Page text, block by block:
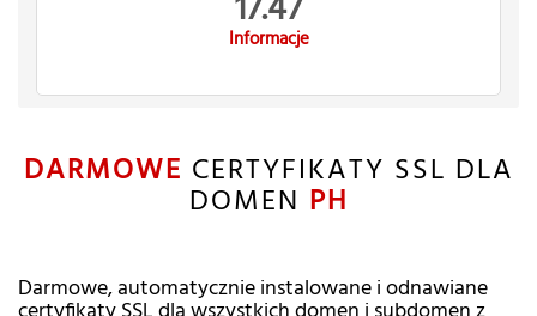
Informacje
DARMOWE CERTYFIKATY SSL DLA
DOMEN PH
Darmowe, automatycznie instalowane i odnawiane